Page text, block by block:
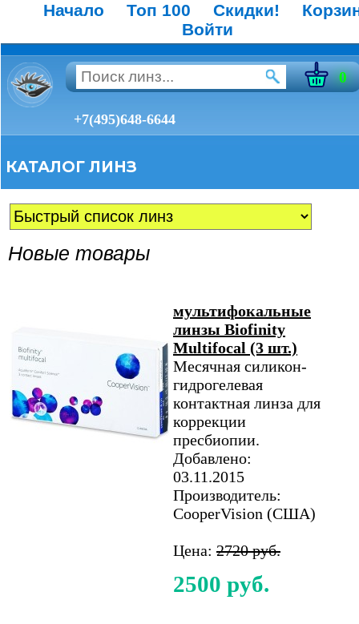
Начало Топ 100 Скидки!
Войти
0
+7(495)648-6644
КАТАЛОГ ЛИНЗ
Новые товары
мультифокальные
линзы Biofinity
Multifocal (3 шт.)
Месячная силикон-
гидрогелевая
контактная линза для
коррекции
пресбиопии.
Добавлено:
03.11.2015
Производитель:
CooperVision (США)
Цена: 2720 руб.
2500 руб.